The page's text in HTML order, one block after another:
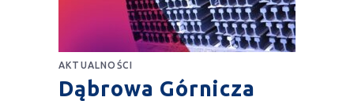
AKTUALNOŚCI
Dąbrowa Górnicza